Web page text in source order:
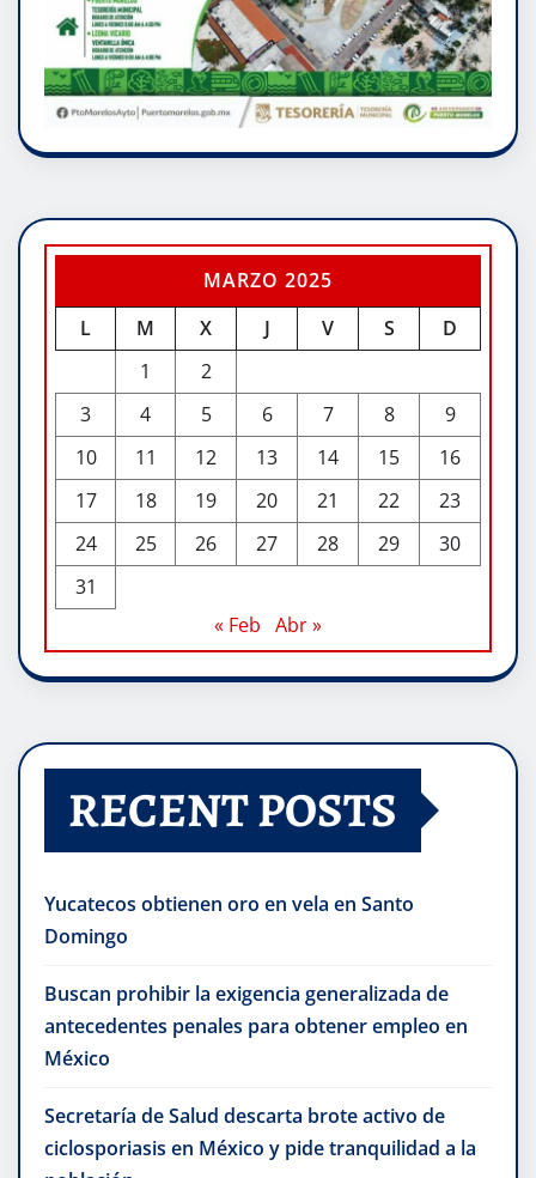
MARZO 2025
L
M X J V S
D
1
2
3
4 5 6 7 8
9
10
11 12 13 14 15
16
17
18 19 20 21 22
23
24
25 26 27 28 29
30
31
« Feb Abr »
RECENT POSTS
Yucatecos obtienen oro en vela en Santo
Domingo
Buscan prohibir la exigencia generalizada de
antecedentes penales para obtener empleo en
México
Secretaría de Salud descarta brote activo de
ciclosporiasis en México y pide tranquilidad a la